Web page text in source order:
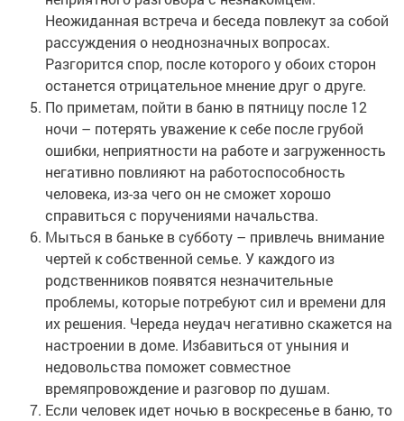
Неожиданная встреча и беседа повлекут за собой
рассуждения о неоднозначных вопросах.
Разгорится спор, после которого у обоих сторон
останется отрицательное мнение друг о друге.
По приметам, пойти в баню в пятницу после 12
ночи – потерять уважение к себе после грубой
ошибки, неприятности на работе и загруженность
негативно повлияют на работоспособность
человека, из-за чего он не сможет хорошо
справиться с поручениями начальства.
Мыться в баньке в субботу – привлечь внимание
чертей к собственной семье. У каждого из
родственников появятся незначительные
проблемы, которые потребуют сил и времени для
их решения. Череда неудач негативно скажется на
настроении в доме. Избавиться от уныния и
недовольства поможет совместное
времяпровождение и разговор по душам.
Если человек идет ночью в воскресенье в баню, то